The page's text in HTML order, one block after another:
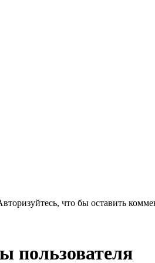
что бы оставить
пользователя